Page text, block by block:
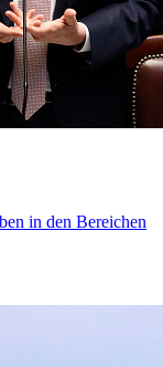
in den Bereichen